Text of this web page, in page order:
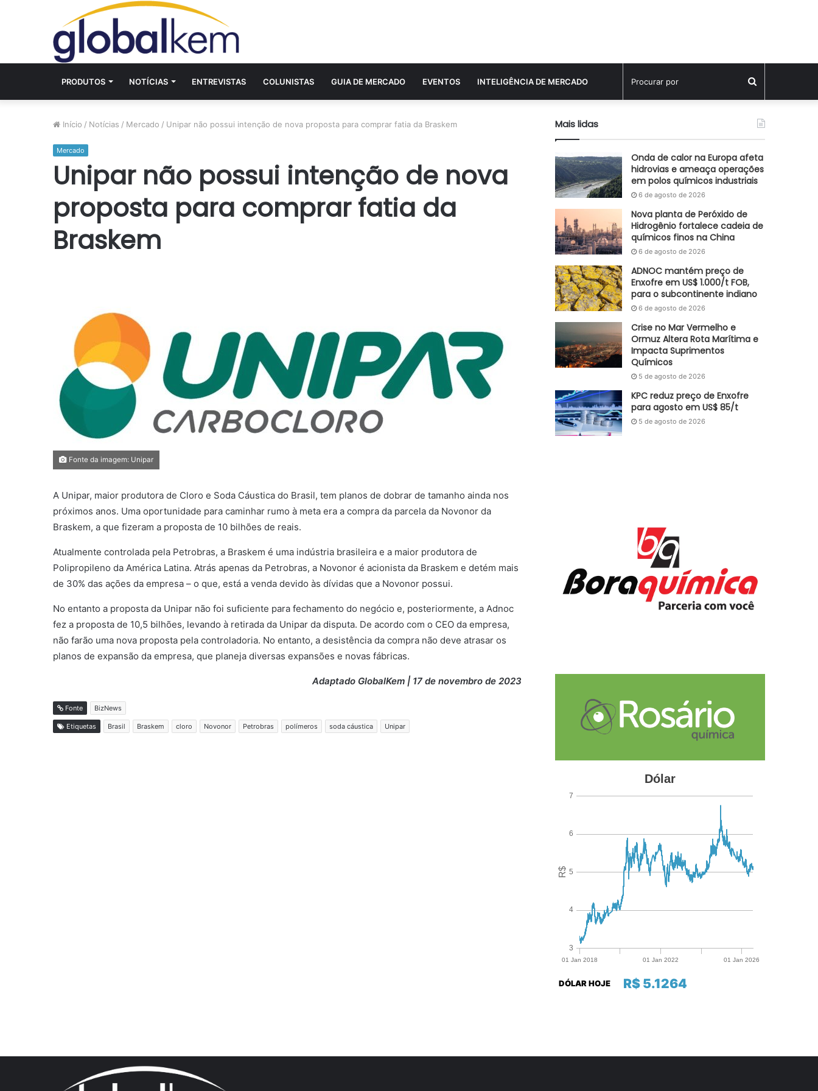
PRODUTOS NOTÍCIAS ENTREVISTAS COLUNISTAS GUIA DE MERCADO EVENTOS INTELIGÊNCIA DE MERCADO
por
Início / Notícias / Mercado / Unipar não possui intenção de nova proposta para comprar fatia da Braskem
Mercado
Unipar não possui intenção de nova
proposta para comprar fatia da
Braskem
Fonte da imagem: Unipar
A Unipar, maior produtora de Cloro e Soda Cáustica do Brasil, tem planos de dobrar de tamanho ainda nos
próximos anos. Uma oportunidade para caminhar rumo à meta era a compra da parcela da Novonor da
Braskem, a que fizeram a proposta de 10 bilhões de reais.
Atualmente controlada pela Petrobras, a Braskem é uma indústria brasileira e a maior produtora de
Polipropileno da América Latina. Atrás apenas da Petrobras, a Novonor é acionista da Braskem e detém mais
de 30% das ações da empresa – o que, está a venda devido às dívidas que a Novonor possui.
No entanto a proposta da Unipar não foi suficiente para fechamento do negócio e, posteriormente, a Adnoc
fez a proposta de 10,5 bilhões, levando à retirada da Unipar da disputa. De acordo com o CEO da empresa,
não farão uma nova proposta pela controladoria. No entanto, a desistência da compra não deve atrasar os
planos de expansão da empresa, que planeja diversas expansões e novas fábricas.
Adaptado GlobalKem | 17 de novembro de 2023
Fonte BizNews
Etiquetas Brasil Braskem cloro Novonor Petrobras polímeros soda cáustica Unipar
Mais lidas
Onda de calor na Europa afeta
hidrovias e ameaça operações
em polos químicos industriais
6 de agosto de 2026
Nova planta de Peróxido de
Hidrogênio fortalece cadeia de
químicos finos na China
6 de agosto de 2026
ADNOC mantém preço de
Enxofre em US$ 1.000/t FOB,
para o subcontinente indiano
6 de agosto de 2026
Crise no Mar Vermelho e
Ormuz Altera Rota Marítima e
Impacta Suprimentos
Químicos
5 de agosto de 2026
KPC reduz preço de Enxofre
para agosto em US$ 85/t
5 de agosto de 2026
R$ 5.1264
DÓLAR HOJE